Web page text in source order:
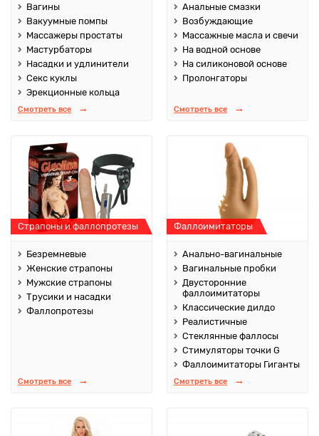
Вагины
Вакуумные помпы
Массажеры простаты
Мастурбаторы
Насадки и удлинители
Секс куклы
Эрекционные кольца
Смотреть все
Анальные смазки
Возбуждающие
Массажные масла и свечи
На водной основе
На силиконовой основе
Пролонгаторы
Смотреть все
Страпоны и фаллопротезы
Безремневые
Женские страпоны
Мужские страпоны
Трусики и насадки
Фаллопротезы
Смотреть все
Фаллоимитаторы
Анально-вагинальные
Вагинальные пробки
Двусторонние
фаллоимитаторы
Классические дилдо
Реалистичные
Стеклянные фаллосы
Стимуляторы точки G
Фаллоимитаторы Гиганты
Смотреть все